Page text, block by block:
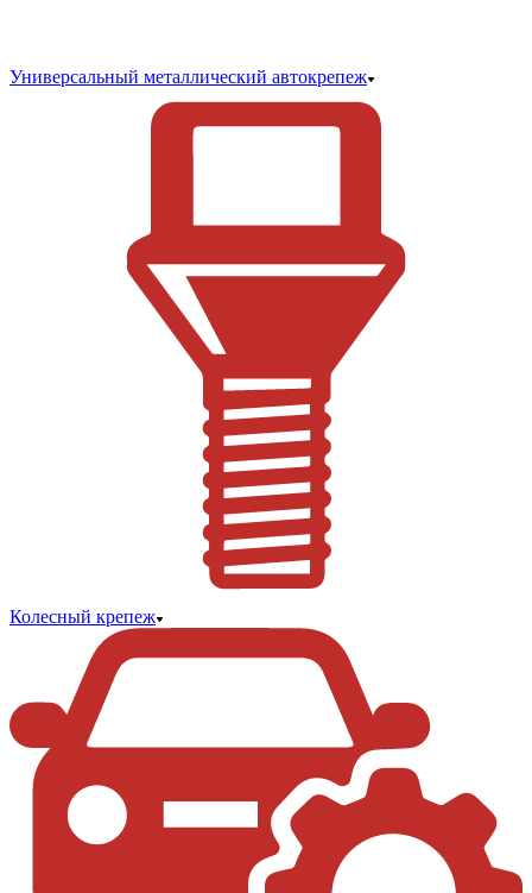
Универсальный металлический автокрепеж
Колесный крепеж